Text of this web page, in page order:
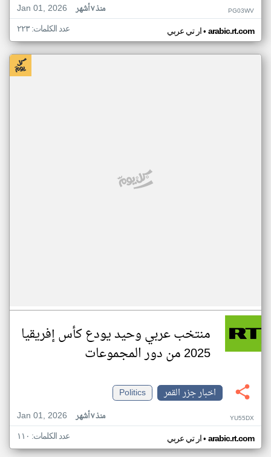
Jan 01, 2026
منذ ٧ أشهر PG03WV
ار تي عربي• arabic.rt.com عدد الكلمات: ٢٢٣
منتخب عربي وحيد يودع كأس إفريقيا
2025 من دور المجموعات
اخبار جزر القمر
Politics
Jan 01, 2026
منذ ٧ أشهر YU55DX
ار تي عربي• arabic.rt.com عدد الكلمات: ١١٠